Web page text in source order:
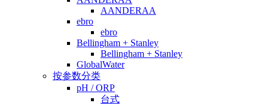
AANDERAA
ebro
ebro
Bellingham + Stanley
Bellingham + Stanley
GlobalWater
按参数分类
pH / ORP
台式